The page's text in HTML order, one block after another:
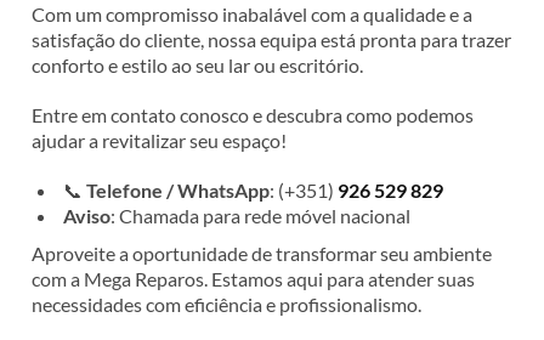
Com um compromisso inabalável com a qualidade e a
satisfação do cliente, nossa equipa está pronta para trazer
conforto e estilo ao seu lar ou escritório.
Entre em contato conosco e descubra como podemos
ajudar a revitalizar seu espaço!
📞Telefone / WhatsApp: (+351) 926 529 829
Aviso: Chamada para rede móvel nacional
Aproveite a oportunidade de transformar seu ambiente
com a Mega Reparos. Estamos aqui para atender suas
necessidades com eficiência e profissionalismo.